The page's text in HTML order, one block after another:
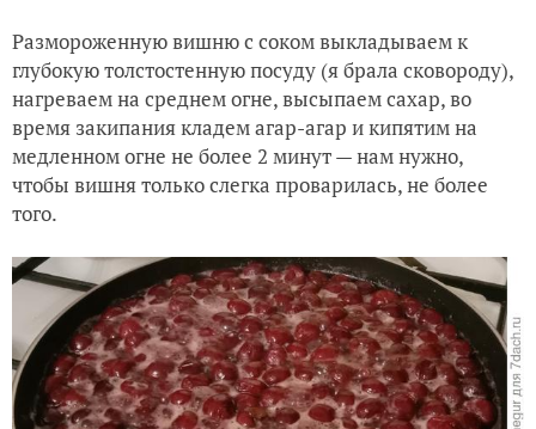
Размороженную вишню с соком выкладываем к
глубокую толстостенную посуду (я брала сковороду),
нагреваем на среднем огне, высыпаем сахар, во
время закипания кладем агар-агар и кипятим на
медленном огне не более 2 минут — нам нужно,
чтобы вишня только слегка проварилась, не более
того.